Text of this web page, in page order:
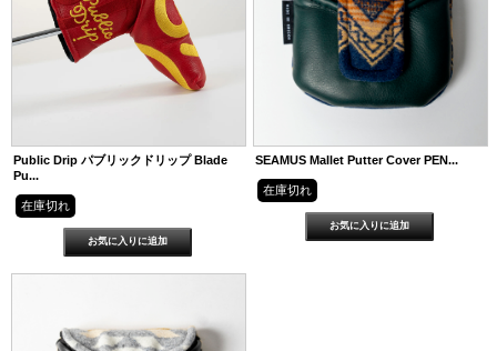
Public Drip パブリックドリップ Blade
Pu...
在庫切れ
SEAMUS Mallet Putter Cover PEN...
在庫切れ